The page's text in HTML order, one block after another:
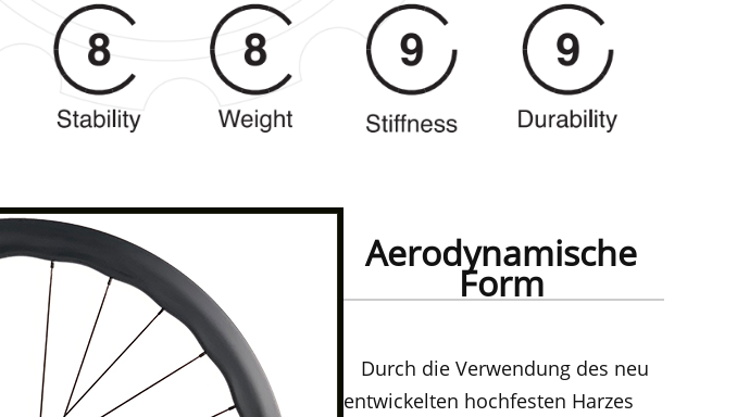
Aerodynamische
Form
Durch die Verwendung des neu
entwickelten hochfesten Harzes